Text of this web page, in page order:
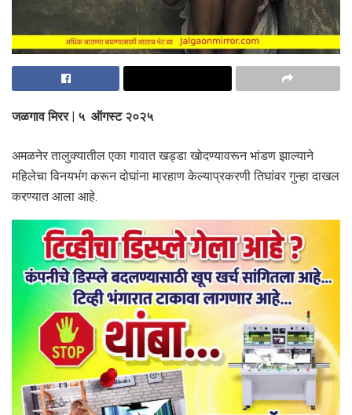
जळगाव मिरर | ५ ऑगस्ट २०२५
अमळनेर तालुक्यातील एका गावात खड्डा खोदण्यावरून भांडण झाल्याने
महिलेचा विनयभंग करून दोघांना मारहाण केल्याप्रकरणी तिघांवर गुन्हा दाखल
करण्यात आला आहे.